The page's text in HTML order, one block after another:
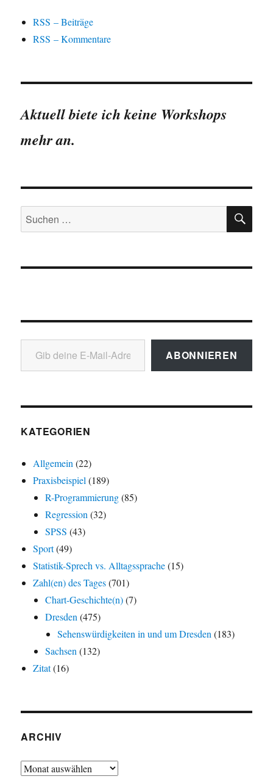
RSS – Beiträge
RSS – Kommentare
Aktuell biete ich keine Workshops
mehr an.
Suchen
nach:
Gib deine E-Mail-Adresse ein ...
ABONNIEREN
KATEGORIEN
Allgemein (22)
Praxisbeispiel (189)
R-Programmierung(85)
Regression (32)
SPSS (43)
Sport(49)
Statistik-Sprech vs. Alltagssprache(15)
Zahl(en) des Tages(701)
Chart-Geschichte(n)(7)
Dresden (475)
Sehenswürdigkeiten in und um Dresden (183)
Sachsen (132)
Zitat(16)
ARCHIV
Archiv